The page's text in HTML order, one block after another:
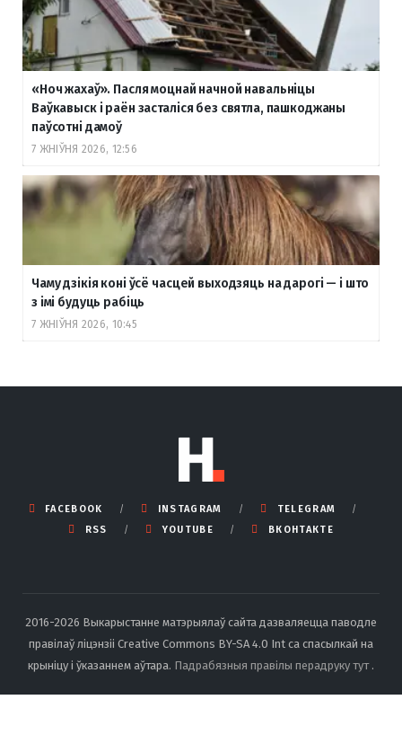
«Ноч жахаў». Пасля моцнай начной навальніцы
Ваўкавыск і раён засталіся без святла, пашкоджаны
паўсотні дамоў
7 ЖНІЎНЯ 2026, 12:56
Чаму дзікія коні ўсё часцей выходзяць на дарогі — і што
з імі будуць рабіць
7 ЖНІЎНЯ 2026, 10:45
FACEBOOK INSTAGRAM
TELEGRAM
RSS
YOUTUBE ВКОНТАКТЕ
2016-2026 Выкарыстанне матэрыялаў сайта дазваляецца паводле
правілаў ліцэнзіі Creative Commons BY-SA 4.0 Int са спасылкай на
крыніцу і ўказаннем аўтара. Падрабязныя правілы перадруку тут .